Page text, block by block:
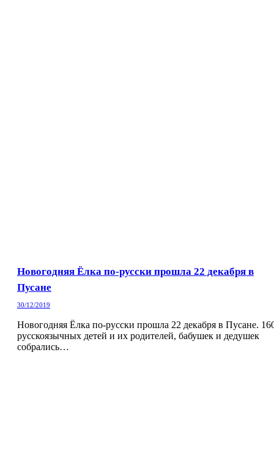
Новогодняя Ёлка по-русски прошла 22 декабря в
Пусане
30/12/2019
Новогодняя Ёлка по-русски прошла 22 декабря в Пусане.
русскоязычных детей и их родителей, бабушек и дедушек
собрались…